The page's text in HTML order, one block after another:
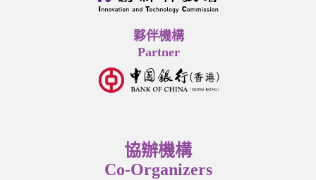
夥伴機構
Partner
協辦機構
Co-Organizers